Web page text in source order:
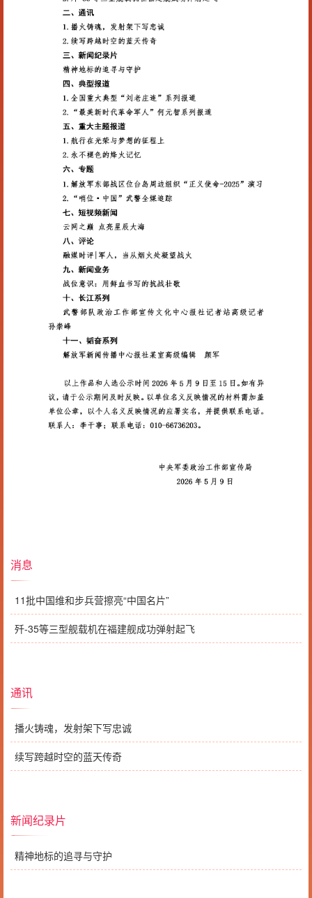
消息
11批中国维和步兵营擦亮“中国名片”
歼-35等三型舰载机在福建舰成功弹射起飞
通讯
播火铸魂，发射架下写忠诚
续写跨越时空的蓝天传奇
新闻纪录片
精神地标的追寻与守护